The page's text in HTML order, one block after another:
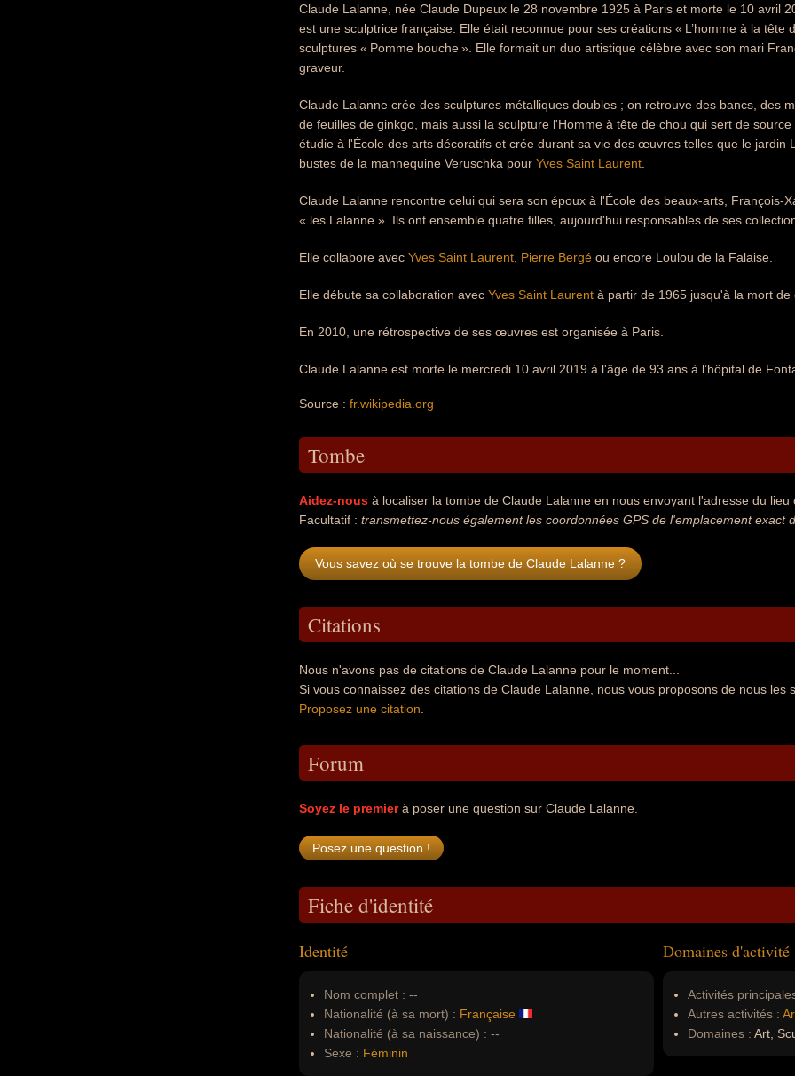
Claude Lalanne, née Claude Dupeux le 28 novembre 1925 à Paris et morte le 10 avril
est une sculptrice française. Elle était reconnue pour ses créations « L’homme à la tête
sculptures « Pomme bouche ». Elle formait un duo artistique célèbre avec son mari
graveur.
Claude Lalanne crée des sculptures métalliques doubles ; on retrouve des bancs, des
de feuilles de ginkgo, mais aussi la sculpture l'Homme à tête de chou qui sert de source
étudie à l'École des arts décoratifs et crée durant sa vie des œuvres telles que le jardin
bustes de la mannequine Veruschka pour Yves Saint Laurent
Claude Lalanne rencontre celui qui sera son époux à l'École des beaux-arts, François-
« les Lalanne ». Ils ont ensemble quatre filles, aujourd'hui responsables de ses
Elle collabore avec Yves Saint Laurent Pierre Bergé ou encore Loulou de la Falaise.
Elle débute sa collaboration avec Yves Saint Laurent à partir de 1965 jusqu'à la mort de
En 2010, une rétrospective de ses œuvres est organisée à Paris.
Claude Lalanne est morte le mercredi 10 avril 2019 à l'âge de 93 ans à l’hôpital de
Source : fr.wikipedia.org
Tombe
Aidez-nous à localiser la tombe de Claude Lalanne en nous envoyant l'adresse du lieu
Facultatif : transmettez-nous également les coordonnées GPS de l'emplacement exact
Vous savez où se trouve la tombe de Claude Lalanne ?
Citations
Nous n'avons pas de citations de Claude Lalanne pour le moment...
Si vous connaissez des citations de Claude Lalanne, nous vous proposons de nous les
Proposez une citation
Forum
Soyez le premierà poser une question sur Claude Lalanne.
Fiche d'identité
Identité
Nom complet : --
Nationalité (à sa mort) : Française
Nationalité (à sa naissance) : --
Sexe : Féminin
Domaines d'activité
Activités
Autres activités :
Domaines : Art,